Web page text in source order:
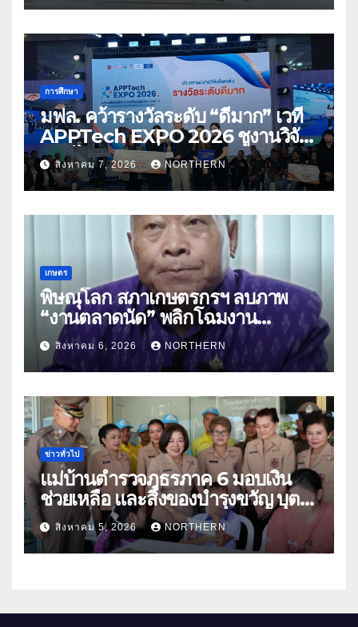
การศึกษา
มฟล. คว้ารางวัลระดับ “ดีมาก” เวที
APPTech EXPO 2026 ชูงานวิจัย
สมุนไพร ขับเคลื่อนนวัตกรรมสู่เชิง
พาณิชย์
สิงหาคม 7, 2026 NORTHERN
เกษตร
พิษณุโลก สภาเกษตรกรฯ ลบภาพ
“งานตลาดนัด” พลิกโฉมงาน
“เกษตรรุ่งเรืองเมืองสองแคว 69” มุ่ง
ประโยชน์เกษตรกร ดึงนวัตกรรม-จับ
คู่ธุรกิจดันสินค้าเกษตรสู่สากล (คลิป)
สิงหาคม 6, 2026 NORTHERN
ข่าวทั่วไป
แม่บ้านตำรวจภูธรภาค 6 มอบเงิน
ช่วยเหลือ และสิ่งของบำรุงขวัญ บุตร-
ธิดา ข้าราชการตำรวจจังหวัด
อุทัยธานี
สิงหาคม 5, 2026 NORTHERN